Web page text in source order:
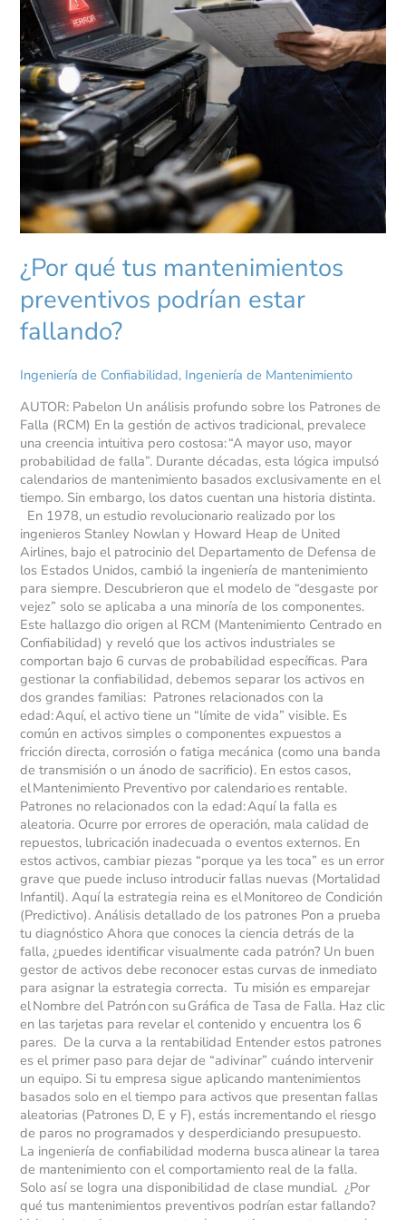
¿Por qué tus mantenimientos
preventivos podrían estar
fallando?
Ingeniería de Confiabilidad, Ingeniería de Mantenimiento
AUTOR: Pabelon Un análisis profundo sobre los Patrones de
Falla (RCM) En la gestión de activos tradicional, prevalece
una creencia intuitiva pero costosa: “A mayor uso, mayor
probabilidad de falla”. Durante décadas, esta lógica impulsó
calendarios de mantenimiento basados exclusivamente en el
tiempo. Sin embargo, los datos cuentan una historia distinta.
En 1978, un estudio revolucionario realizado por los
ingenieros Stanley Nowlan y Howard Heap de United
Airlines, bajo el patrocinio del Departamento de Defensa de
los Estados Unidos, cambió la ingeniería de mantenimiento
para siempre. Descubrieron que el modelo de “desgaste por
vejez” solo se aplicaba a una minoría de los componentes.
Este hallazgo dio origen al RCM (Mantenimiento Centrado en
Confiabilidad) y reveló que los activos industriales se
comportan bajo 6 curvas de probabilidad específicas. Para
gestionar la confiabilidad, debemos separar los activos en
dos grandes familias: Patrones relacionados con la
edad: Aquí, el activo tiene un “límite de vida” visible. Es
común en activos simples o componentes expuestos a
fricción directa, corrosión o fatiga mecánica (como una banda
de transmisión o un ánodo de sacrificio). En estos casos,
el Mantenimiento Preventivo por calendario es rentable.
Patrones no relacionados con la edad: Aquí la falla es
aleatoria. Ocurre por errores de operación, mala calidad de
repuestos, lubricación inadecuada o eventos externos. En
estos activos, cambiar piezas “porque ya les toca” es un error
grave que puede incluso introducir fallas nuevas (Mortalidad
Infantil). Aquí la estrategia reina es el Monitoreo de Condición
(Predictivo). Análisis detallado de los patrones Pon a prueba
tu diagnóstico Ahora que conoces la ciencia detrás de la
falla, ¿puedes identificar visualmente cada patrón? Un buen
gestor de activos debe reconocer estas curvas de inmediato
para asignar la estrategia correcta. Tu misión es emparejar
el Nombre del Patrón con su Gráfica de Tasa de Falla. Haz clic
en las tarjetas para revelar el contenido y encuentra los 6
pares. De la curva a la rentabilidad Entender estos patrones
es el primer paso para dejar de “adivinar” cuándo intervenir
un equipo. Si tu empresa sigue aplicando mantenimientos
basados solo en el tiempo para activos que presentan fallas
aleatorias (Patrones D, E y F), estás incrementando el riesgo
de paros no programados y desperdiciando presupuesto.
La ingeniería de confiabilidad moderna busca alinear la tarea
de mantenimiento con el comportamiento real de la falla.
Solo así se logra una disponibilidad de clase mundial. ¿Por
qué tus mantenimientos preventivos podrían estar fallando?